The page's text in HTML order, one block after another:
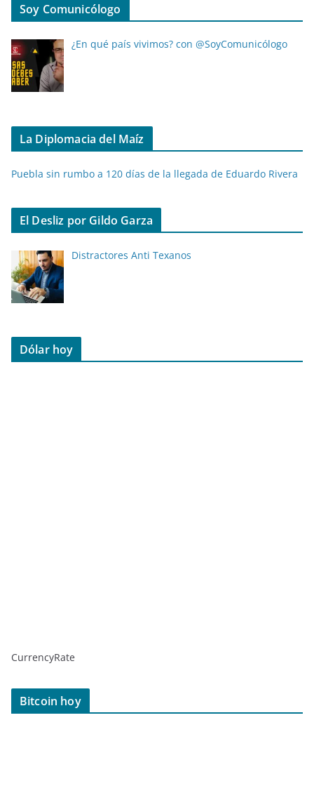
Soy Comunicólogo
¿En qué país vivimos? con @SoyComunicólogo
La Diplomacia del Maíz
Puebla sin rumbo a 120 días de la llegada de Eduardo Rivera
El Desliz por Gildo Garza
Distractores Anti Texanos
Dólar hoy
CurrencyRate
Bitcoin hoy